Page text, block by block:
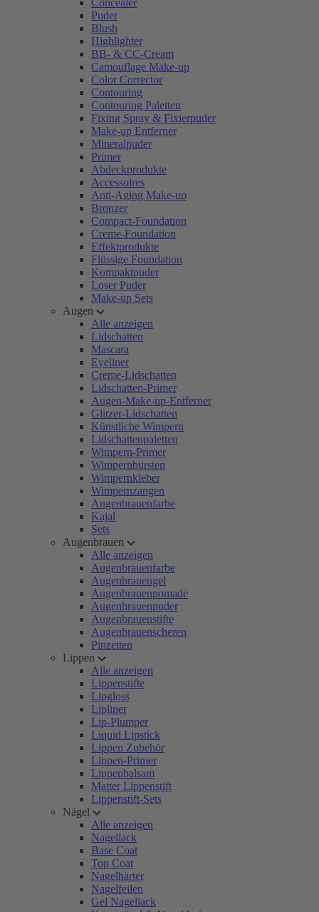
Concealer
Puder
Blush
Highlighter
BB- & CC-Cream
Camouflage Make-up
Color Corrector
Contouring
Contouring Paletten
Fixing Spray & Fixierpuder
Make-up Entferner
Mineralpuder
Primer
Abdeckprodukte
Accessoires
Anti-Aging Make-up
Bronzer
Compact-Foundation
Creme-Foundation
Effektprodukte
Flüssige Foundation
Kompaktpuder
Loser Puder
Make-up Sets
Augen
Alle anzeigen
Lidschatten
Mascara
Eyeliner
Creme-Lidschatten
Lidschatten-Primer
Augen-Make-up-Entferner
Glitzer-Lidschatten
Künstliche Wimpern
Lidschattenpaletten
Wimpern-Primer
Wimpernbürsten
Wimpernkleber
Wimpernzangen
Augenbrauenfarbe
Kajal
Sets
Augenbrauen
Alle anzeigen
Augenbrauenfarbe
Augenbrauengel
Augenbrauenpomade
Augenbrauenpuder
Augenbrauenstifte
Augenbrauenscheren
Pinzetten
Lippen
Alle anzeigen
Lippenstifte
Lipgloss
Lipliner
Lip-Plumper
Liquid Lipstick
Lippen Zubehör
Lippen-Primer
Lippenbalsam
Matter Lippenstift
Lippenstift-Sets
Nägel
Alle anzeigen
Nagellack
Base Coat
Top Coat
Nagelhärter
Nagelfeilen
Gel Nagellack